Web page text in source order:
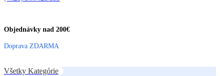
Objednávky nad 200€
Doprava ZDARMA
Všetky Kategórie